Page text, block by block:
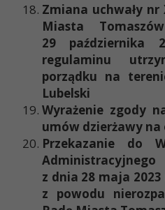
Zmiana uchwały nr
Miasta
29 października
regulaminu
porządku na
Lubelski
Wyrażenie zgody
umów dzierżawy
Przekazanie do
z dnia 28 maja
z powodu